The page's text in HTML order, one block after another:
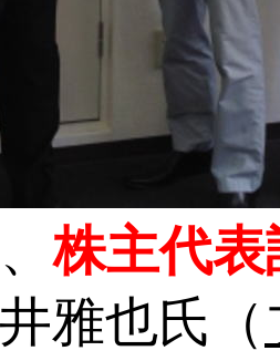
株主代
雅也氏（